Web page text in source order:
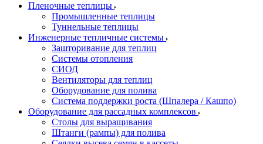
Пленочные теплицы
Промышленные теплицы
Туннельные теплицы
Инженерные тепличные системы
Зашторивание для теплиц
Системы отопления
СИОД
Вентиляторы для теплиц
Оборудование для полива
Система поддержки роста (Шпалера / Кашпо)
Оборудование для рассадных комплексов
Столы для выращивания
Штанги (рампы) для полива